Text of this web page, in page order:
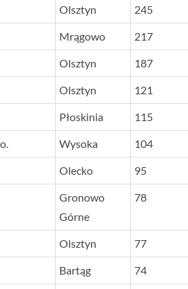
Olsztyn 245
Mrągowo 217
Olsztyn 187
Olsztyn 121
Płoskinia 115
Wysoka 104
Olecko 95
Gronowo
Górne
78
Olsztyn 77
Bartąg 74